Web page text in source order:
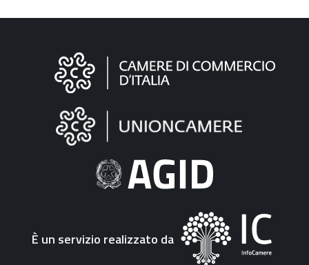
Informazioni
"Fattura
Elettronica"
È un servizio realizzato da